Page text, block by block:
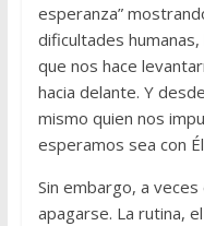
esperanza”
dificultades
que nos hace
hacia delante. Y
mismo quien nos
esperamos sea con
Sin embargo, a
apagarse. La rutina,